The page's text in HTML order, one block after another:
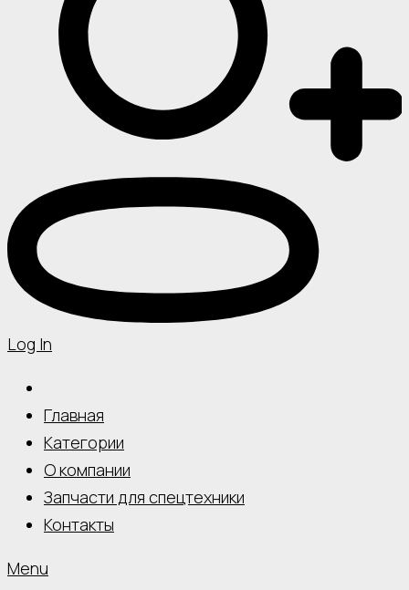
Log In
Главная
Категории
О компании
Запчасти для спецтехники
Контакты
Menu